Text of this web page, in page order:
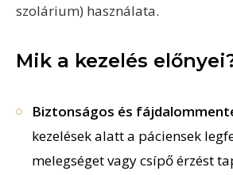
szolárium) használata.
Mik a kezelés
Biztonságos és
kezelések alatt a páciensek
melegséget vagy csípő érzést